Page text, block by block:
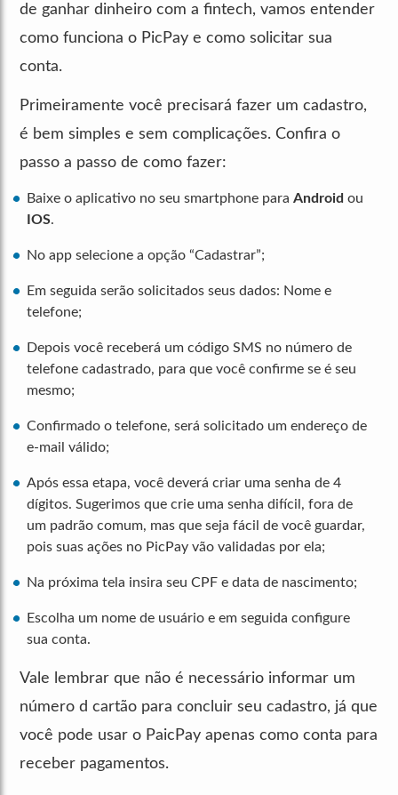
de ganhar dinheiro com a fintech, vamos entender
como funciona o PicPay e como solicitar sua
conta.
Primeiramente você precisará fazer um cadastro,
é bem simples e sem complicações. Confira o
passo a passo de como fazer:
Baixe o aplicativo no seu smartphone para Android ou
IOS.
No app selecione a opção “Cadastrar”;
Em seguida serão solicitados seus dados: Nome e
telefone;
Depois você receberá um código SMS no número de
telefone cadastrado, para que você confirme se é seu
mesmo;
Confirmado o telefone, será solicitado um endereço de
e-mail válido;
Após essa etapa, você deverá criar uma senha de 4
dígitos. Sugerimos que crie uma senha difícil, fora de
um padrão comum, mas que seja fácil de você guardar,
pois suas ações no PicPay vão validadas por ela;
Na próxima tela insira seu CPF e data de nascimento;
Escolha um nome de usuário e em seguida configure
sua conta.
Vale lembrar que não é necessário informar um
número d cartão para concluir seu cadastro, já que
você pode usar o PaicPay apenas como conta para
receber pagamentos.